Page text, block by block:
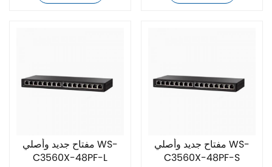
مفتاح جديد وأصلي WS-
C3560X-48PF-L
مفتاح جديد وأصلي WS-
C3560X-48PF-S